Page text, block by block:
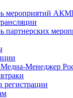
мероприятий
партнерских
Менеджер